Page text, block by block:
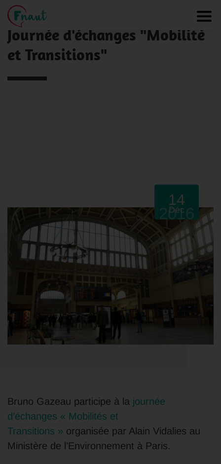
Panneau de gestion des cookies
NOS ACTUALITÉS
Journée d'échanges "Mobilité
et Transitions"
14
Déc
2016
Bruno Gazeau participe à la journée
d’échanges « Mobilités et
Transitions » organisée par Alain Vidalies au
Ministère de l’Environnement à Paris.